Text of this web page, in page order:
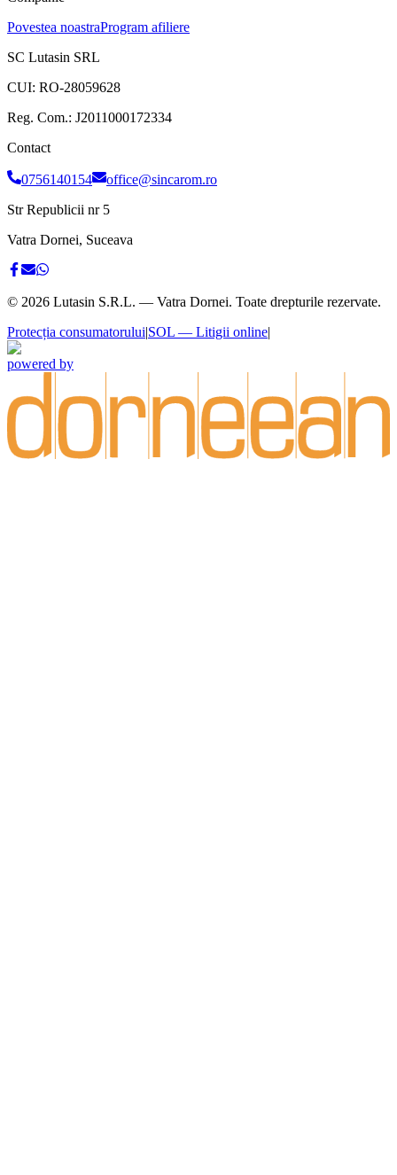
Povestea noastraProgram afiliere
SC Lutasin SRL
CUI: RO-28059628
Reg. Com.: J2011000172334
Contact
0756140154
office@sincarom.ro
Str Republicii nr 5
Vatra Dornei, Suceava
© 2026 Lutasin S.R.L. — Vatra Dornei. Toate drepturile rezervate.
Protecția consumatorului|SOL — Litigii online|
powered by